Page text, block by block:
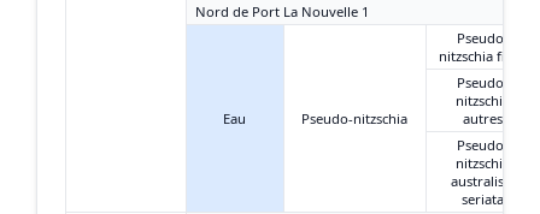
Nord de Port La Nouvelle 1
Eau Pseudo-nitzschia
Pseudo-
nitzschia fines
Pseudo-
nitzschia
autres
Pseudo-
nitzschia
australis +
seriata